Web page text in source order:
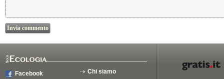
Facebook
Chi siamo